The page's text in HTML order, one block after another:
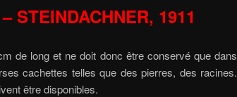
STEINDACHNER, 1911
de long et ne doit donc être conservé que dans
cachettes telles que des pierres, des racines.
être disponibles.